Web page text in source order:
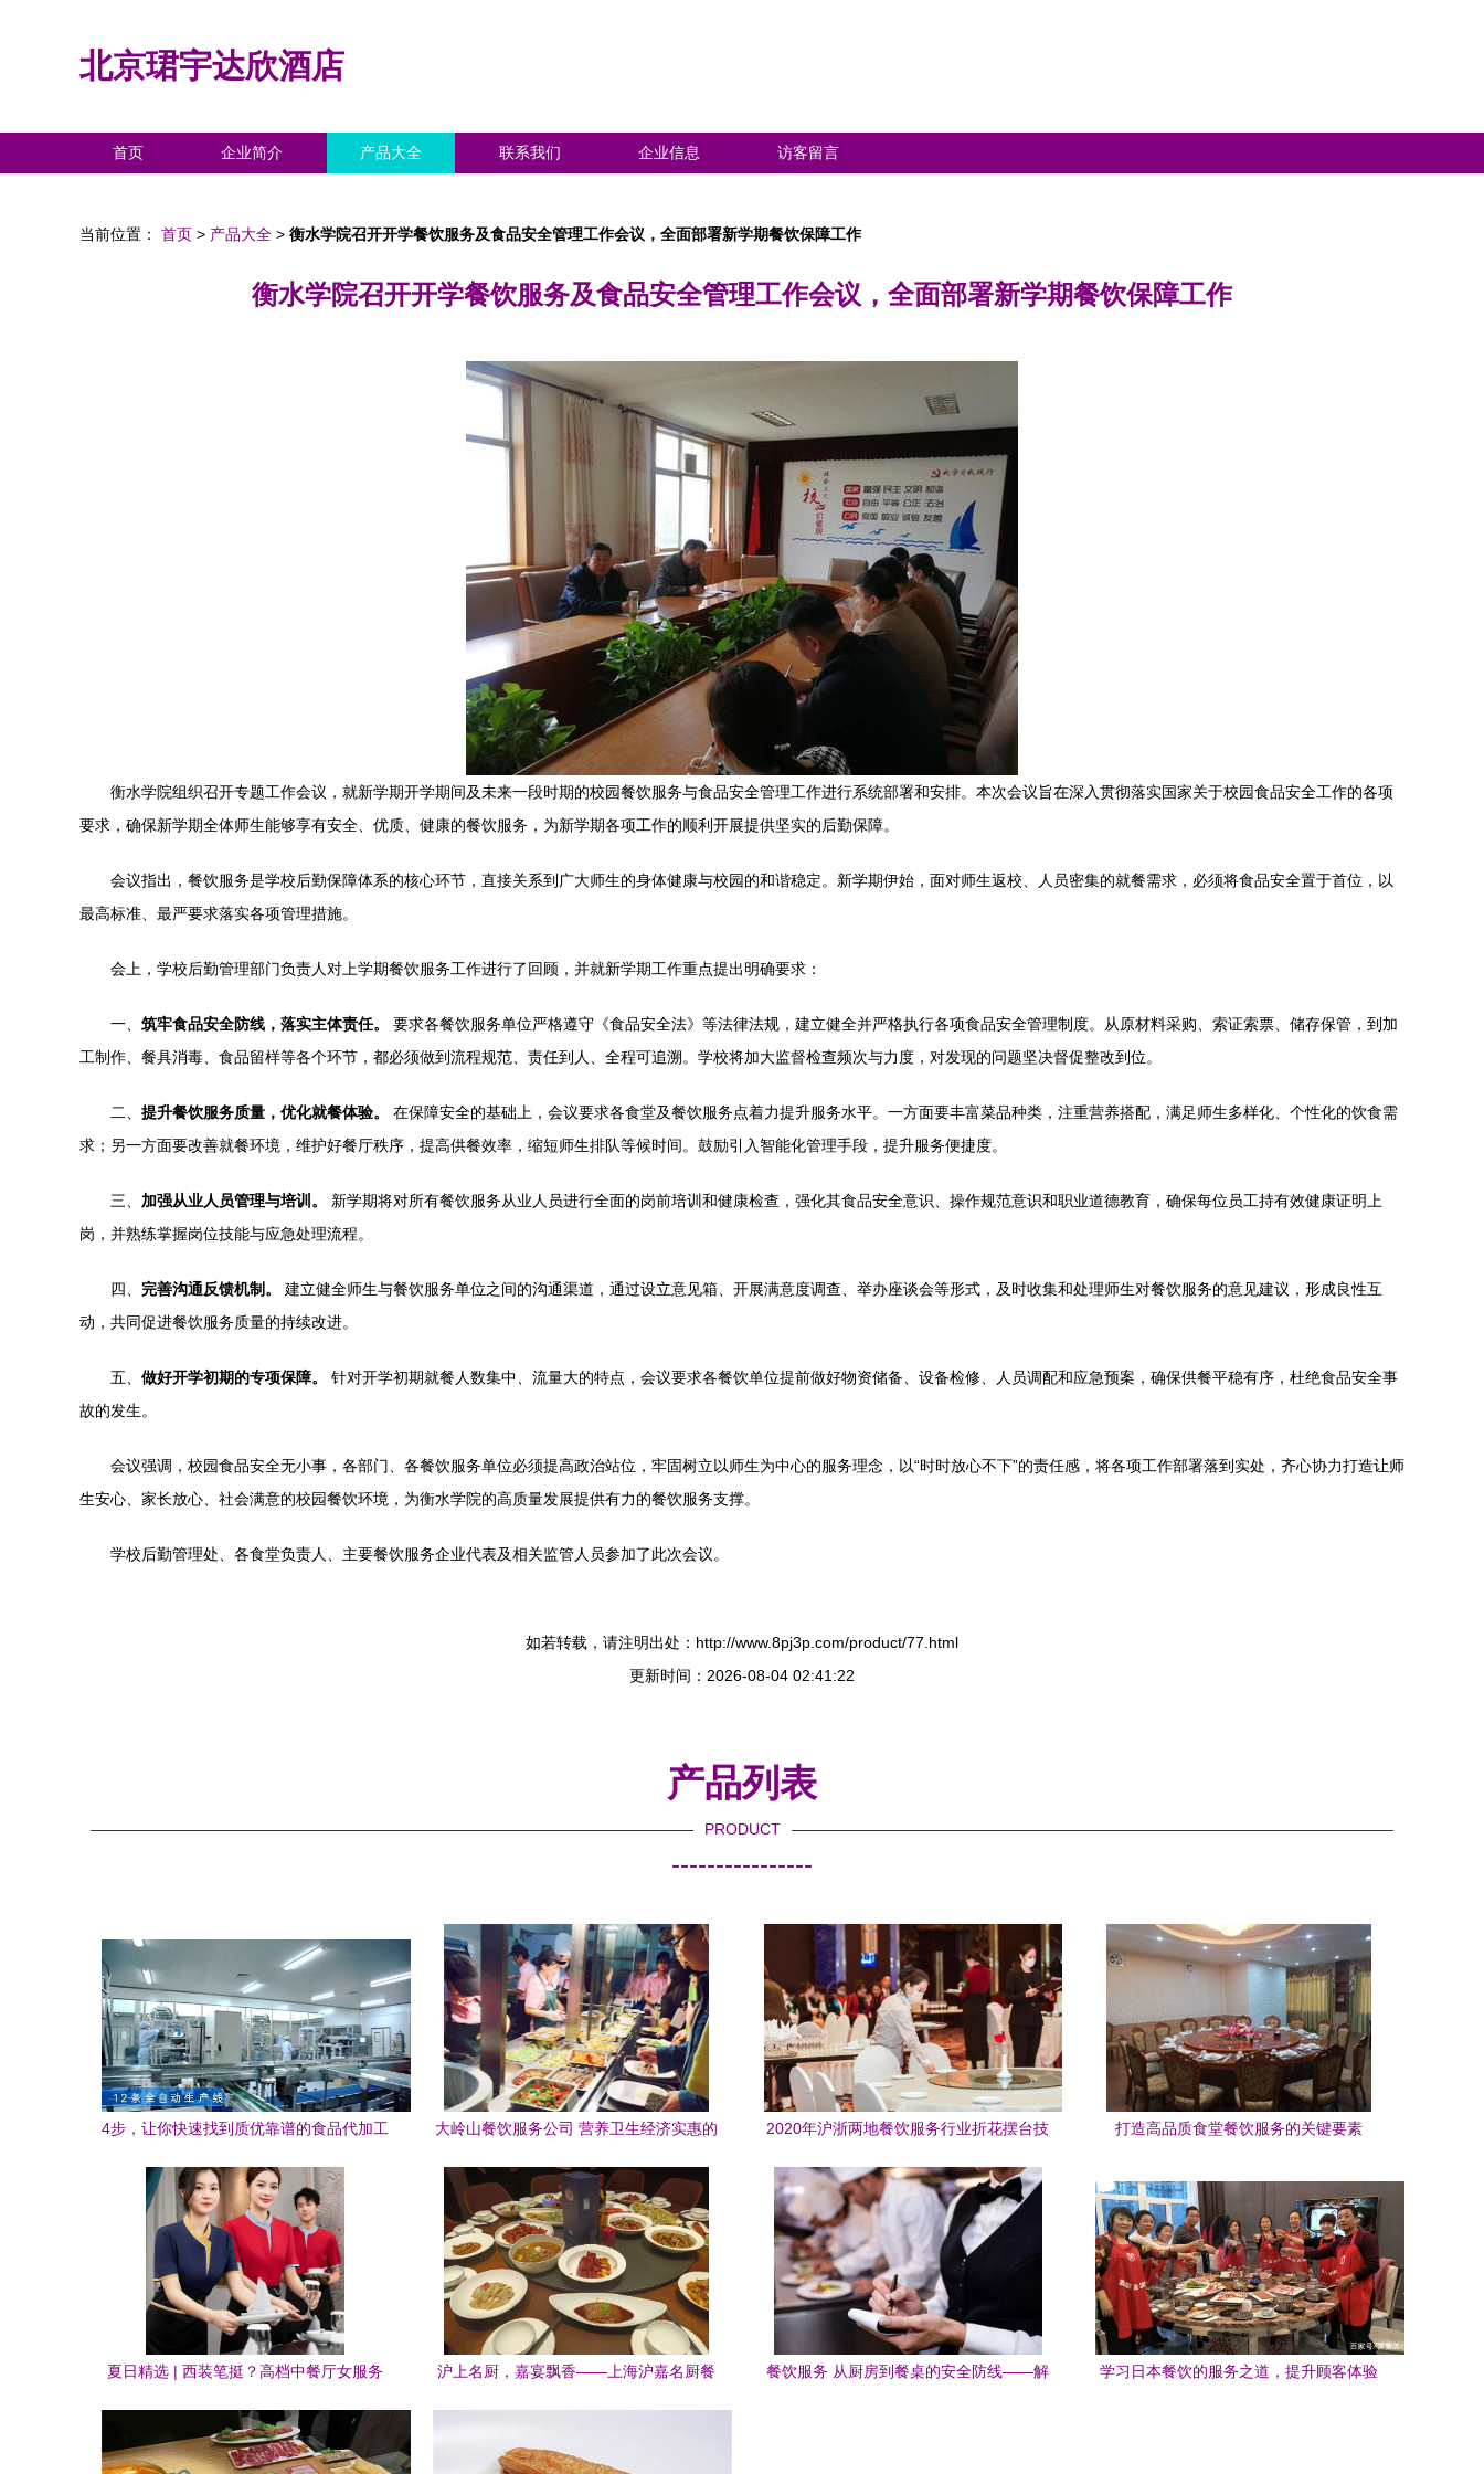
北京珺宇达欣酒店
首页 企业简介 产品大全 联系我们 企业信息 访客留言
当前位置： 首页 > 产品大全 > 衡水学院召开开学餐饮服务及食品安全管理工作会议，全面部署新学期餐饮保障工作
衡水学院召开开学餐饮服务及食品安全管理工作会议，全面部署新学期餐饮保障工作
衡水学院组织召开专题工作会议，就新学期开学期间及未来一段时期的校园餐饮服务与食品安全管理工作进行系统部署和安排。本次会议旨在深入贯彻落实国家关于校园食品安全工作的各项
要求，确保新学期全体师生能够享有安全、优质、健康的餐饮服务，为新学期各项工作的顺利开展提供坚实的后勤保障。
会议指出，餐饮服务是学校后勤保障体系的核心环节，直接关系到广大师生的身体健康与校园的和谐稳定。新学期伊始，面对师生返校、人员密集的就餐需求，必须将食品安全置于首位，以
最高标准、最严要求落实各项管理措施。
会上，学校后勤管理部门负责人对上学期餐饮服务工作进行了回顾，并就新学期工作重点提出明确要求：
一、 筑牢食品安全防线，落实主体责任。
要求各餐饮服务单位严格遵守《食品安全法》等法律法规，建立健全并严格执行各项食品安全管理制度。从原材料采购、索证索票、储存保管，到加
工制作、餐具消毒、食品留样等各个环节，都必须做到流程规范、责任到人、全程可追溯。学校将加大监督检查频次与力度，对发现的问题坚决督促整改到位。
二、 提升餐饮服务质量，优化就餐体验。
在保障安全的基础上，会议要求各食堂及餐饮服务点着力提升服务水平。一方面要丰富菜品种类，注重营养搭配，满足师生多样化、个性化的饮食需
求；另一方面要改善就餐环境，维护好餐厅秩序，提高供餐效率，缩短师生排队等候时间。鼓励引入智能化管理手段，提升服务便捷度。
三、 加强从业人员管理与培训。
新学期将对所有餐饮服务从业人员进行全面的岗前培训和健康检查，强化其食品安全意识、操作规范意识和职业道德教育，确保每位员工持有效健康证明上
岗，并熟练掌握岗位技能与应急处理流程。
四、 完善沟通反馈机制。
建立健全师生与餐饮服务单位之间的沟通渠道，通过设立意见箱、开展满意度调查、举办座谈会等形式，及时收集和处理师生对餐饮服务的意见建议，形成良性互
动，共同促进餐饮服务质量的持续改进。
五、 做好开学初期的专项保障。
针对开学初期就餐人数集中、流量大的特点，会议要求各餐饮单位提前做好物资储备、设备检修、人员调配和应急预案，确保供餐平稳有序，杜绝食品安全事
故的发生。
会议强调，校园食品安全无小事，各部门、各餐饮服务单位必须提高政治站位，牢固树立以师生为中心的服务理念，以“时时放心不下”的责任感，将各项工作部署落到实处，齐心协力打造让师
生安心、家长放心、社会满意的校园餐饮环境，为衡水学院的高质量发展提供有力的餐饮服务支撑。
学校后勤管理处、各食堂负责人、主要餐饮服务企业代表及相关监管人员参加了此次会议。
如若转载，请注明出处：http://www.8pj3p.com/product/77.html
更新时间：2026-08-04 02:41:22
产品列表
PRODUCT
----------------
4步，让你快速找到质优靠谱的食品代加工
大岭山餐饮服务公司 营养卫生经济实惠的
2020年沪浙两地餐饮服务行业折花摆台技
打造高品质食堂餐饮服务的关键要素
夏日精选 | 西装笔挺？高档中餐厅女服务
沪上名厨，嘉宴飘香——上海沪嘉名厨餐
餐饮服务 从厨房到餐桌的安全防线——解
学习日本餐饮的服务之道，提升顾客体验